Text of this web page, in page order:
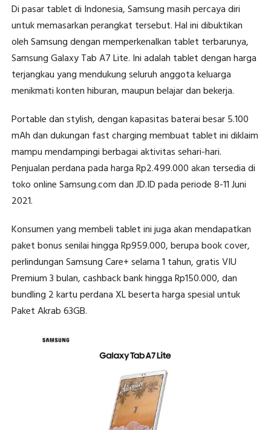
Di pasar tablet di Indonesia, Samsung masih percaya diri
untuk memasarkan perangkat tersebut. Hal ini dibuktikan
oleh Samsung dengan memperkenalkan tablet terbarunya,
Samsung Galaxy Tab A7 Lite. Ini adalah tablet dengan harga
terjangkau yang mendukung seluruh anggota keluarga
menikmati konten hiburan, maupun belajar dan bekerja.
Portable dan stylish, dengan kapasitas baterai besar 5.100
mAh dan dukungan fast charging membuat tablet ini diklaim
mampu mendampingi berbagai aktivitas sehari-hari.
Penjualan perdana pada harga Rp2.499.000 akan tersedia di
toko online Samsung.com dan JD.ID pada periode 8-11 Juni
2021.
Konsumen yang membeli tablet ini juga akan mendapatkan
paket bonus senilai hingga Rp959.000, berupa book cover,
perlindungan Samsung Care+ selama 1 tahun, gratis VIU
Premium 3 bulan, cashback bank hingga Rp150.000, dan
bundling 2 kartu perdana XL beserta harga spesial untuk
Paket Akrab 63GB.